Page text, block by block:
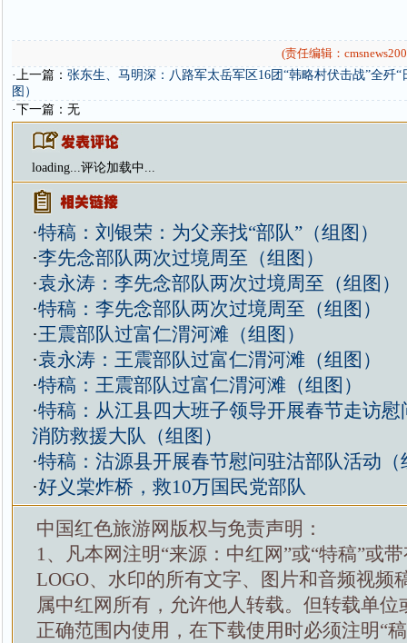
(责任编辑：
·上一篇： 张东生、马明深：八路军太岳军区16团“韩略村伏击战”全歼“
图）
·下一篇：无
loading...评论加载中...
·特稿：刘银荣：为父亲找“部队”（组图）
·李先念部队两次过境周至（组图）
·袁永涛：李先念部队两次过境周至（组图）
·特稿：李先念部队两次过境周至（组图）
·王震部队过富仁渭河滩（组图）
·袁永涛：王震部队过富仁渭河滩（组图）
·特稿：王震部队过富仁渭河滩（组图）
·特稿：从江县四大班子领导开展春节走访慰
消防救援大队（组图）
·特稿：沽源县开展春节慰问驻沽部队活动（
·好义棠炸桥，救10万国民党部队
中国红色旅游网版权与免责声明：
1、凡本网注明“来源：中红网”或“特稿”或
LOGO、水印的所有文字、图片和音频视频
属中红网所有，允许他人转载。但转载单位
正确范围内使用，在下载使用时必须注明“